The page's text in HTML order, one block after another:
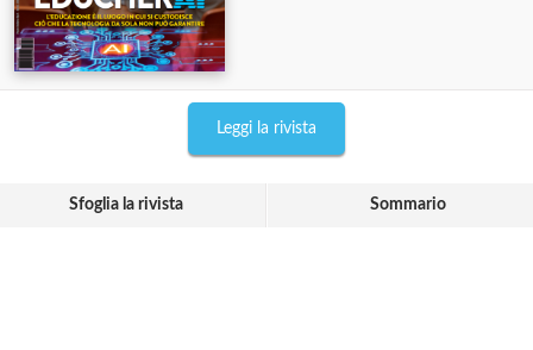
Leggi la rivista
Sfoglia la rivista Sommario